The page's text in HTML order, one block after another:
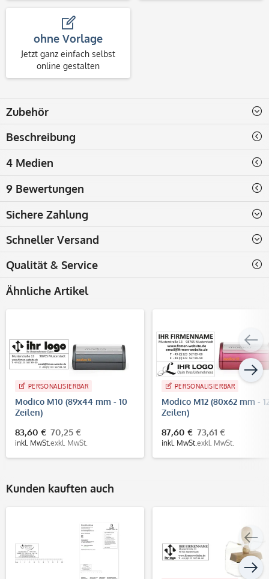
ohne Vorlage
Jetzt ganz einfach selbst
online gestalten
Zubehör
Beschreibung
4 Medien
9 Bewertungen
Sichere Zahlung
Schneller Versand
Qualität & Service
Ähnliche Artikel
PERSONALISIERBAR
Modico M10 (89x44 mm - 10
Zeilen)
83,60 €
inkl. MwSt.
70,25 €
exkl. MwSt.
PERSONALISIERBAR
Modico M12 (80x62 mm -
Zeilen)
87,60 €
inkl. MwSt.
73,61 €
exkl. MwSt.
Kunden kauften auch